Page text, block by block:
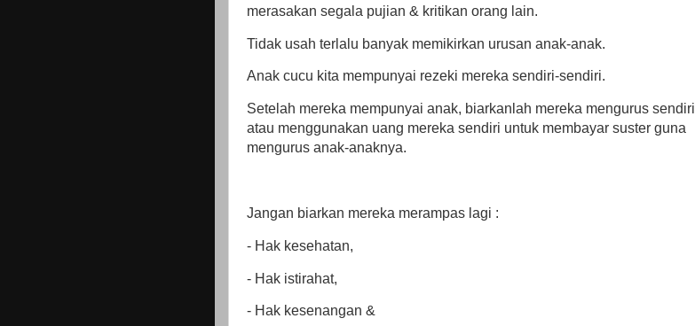
merasakan segala pujian & kritikan orang lain.
Tidak usah terlalu banyak memikirkan urusan anak-anak.
Anak cucu kita mempunyai rezeki mereka sendiri-sendiri.
Setelah mereka mempunyai anak, biarkanlah mereka mengurus sendiri
atau menggunakan uang mereka sendiri untuk membayar suster guna
mengurus anak-anaknya.
Jangan biarkan mereka merampas lagi :
- Hak kesehatan,
- Hak istirahat,
- Hak kesenangan &